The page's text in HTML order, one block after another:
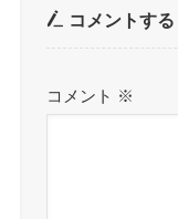
コメントする
コメント ※